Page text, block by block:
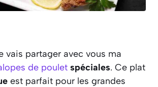
vais partager avec vous ma
de poulet spéciales. Ce plat
est parfait pour les grandes